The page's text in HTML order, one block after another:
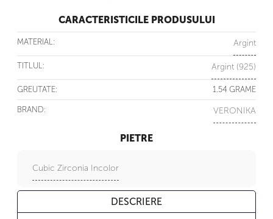
CARACTERISTICILE PRODUSULUI
MATERIAL: Argint
TITLUL: Argint (925)
GREUTATE: 1.54 GRAME
BRAND: VERONIKA
PIETRE
Cubic Zirconia Incolor
DESCRIERE